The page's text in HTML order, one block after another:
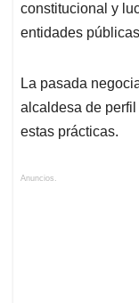
constitucional y
entidades
La pasada
alcaldesa de
estas prácticas.
Anuncios.